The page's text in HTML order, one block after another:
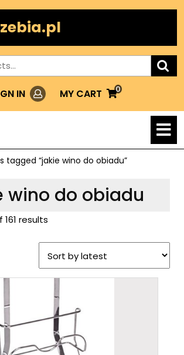
IN LoginMY CART
MY
0
tagged “jakie wino do obiadu”
wino do obiadu
161 results